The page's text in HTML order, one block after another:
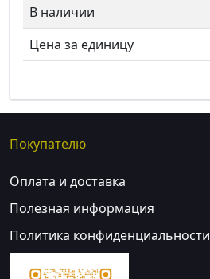
В наличии
Цена за единицу
Покупателю
Оплата и доставка
Полезная информация
Политика конфиденциальности